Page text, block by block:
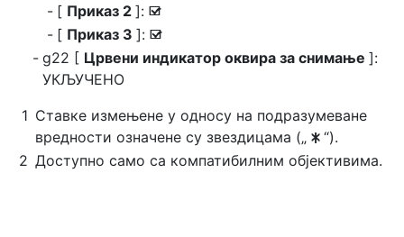
[ Приказ 2 ]: M
[ Приказ 3 ]: M
g22 [ Црвени индикатор оквира за снимање ]:
УКЉУЧЕНО
Ставке измењене у односу на подразумеване
вредности означене су звездицама („ U “).
Доступно само са компатибилним објективима.